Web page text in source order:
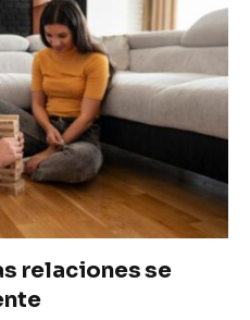
relaciones se